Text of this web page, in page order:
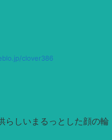
clover386
らしいまるっとした顔の輪